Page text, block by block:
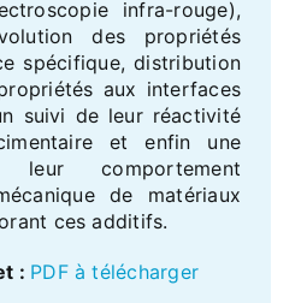
infra-rouge),
des propriétés
spécifique, distribution
aux interfaces
suivi de leur réactivité
et enfin une
comportement
de matériaux
ces additifs.
: PDF à télécharger